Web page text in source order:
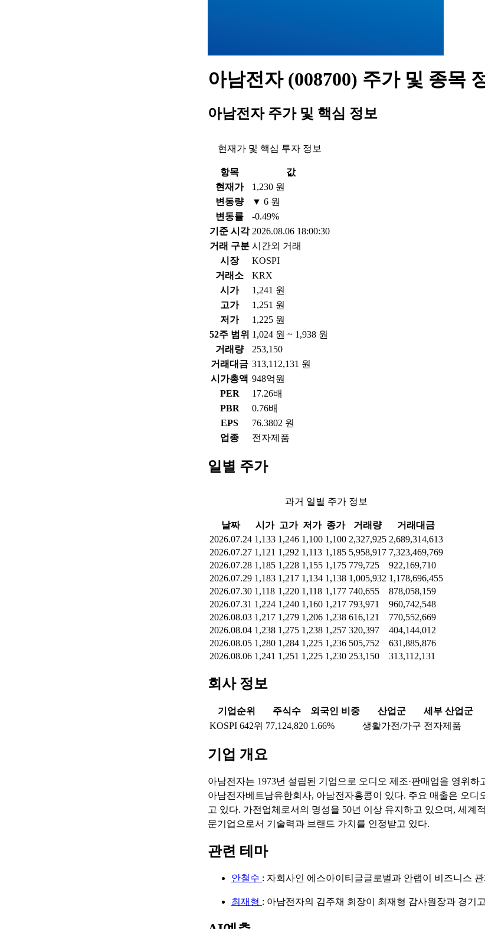
아남전자 (008700) 주가 및 종목
아남전자 주가 및 핵심 정보
현재가 및 핵심 투자 정보
항목
값
현재가
1,230 원
변동량
▼ 6 원
변동률
-0.49%
기준 시각 2026.08.06 18:00:30
거래 구분 시간외 거래
시장
KOSPI
거래소
KRX
시가
1,241 원
고가
1,251 원
저가
1,225 원
52주 범위 1,024 원 ~ 1,938 원
거래량
253,150
거래대금 313,112,131 원
시가총액 948억원
PER
17.26배
PBR
0.76배
EPS
76.3802 원
업종
전자제품
일별 주가
과거 일별 주가 정보
날짜 시가 고가 저가 종가 거래량
거래대금
2026.07.24 1,133 1,246 1,100 1,100 2,327,925 2,689,314,613
2026.07.27 1,121 1,292 1,113 1,185 5,958,917 7,323,469,769
2026.07.28 1,185 1,228 1,155 1,175 779,725
922,169,710
2026.07.29 1,183 1,217 1,134 1,138 1,005,932 1,178,696,455
2026.07.30 1,118 1,220 1,118 1,177 740,655
878,058,159
2026.07.31 1,224 1,240 1,160 1,217 793,971
960,742,548
2026.08.03 1,217 1,279 1,206 1,238 616,121
770,552,669
2026.08.04 1,238 1,275 1,238 1,257 320,397
404,144,012
2026.08.05 1,280 1,284 1,225 1,236 505,752
631,885,876
2026.08.06 1,241 1,251 1,225 1,230 253,150 313,112,131
회사 정보
기업순위 주식수 외국인 비중 산업군
세부 산업군
KOSPI 642위 77,124,820 1.66% 생활가전/가구 전자제품
기업 개요
아남전자는 1973년 설립된 기업으로 오디오 제조·판매업을 영위하
아남전자베트남유한회사, 아남전자홍콩이 있다. 주요 매출은 오디
고 있다. 가전업체로서의 명성을 50년 이상 유지하고 있으며, 세계
문기업으로서 기술력과 브랜드 가치를 인정받고 있다.
관련 테마
안철수 : 자회사인 에스아이티글글로벌과 안랩이 비즈니스
최재형 : 아남전자의 김주채 회장이 최재형 감사원장과 경기